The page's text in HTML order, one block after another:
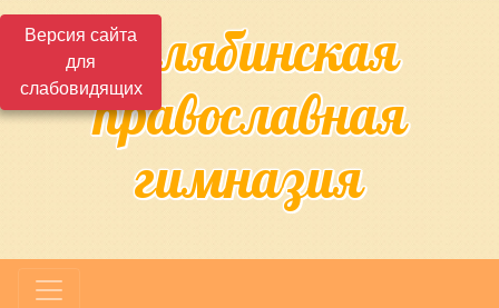
Версия сайта
для
слабовидящихЧелябинская
православная
гимназия